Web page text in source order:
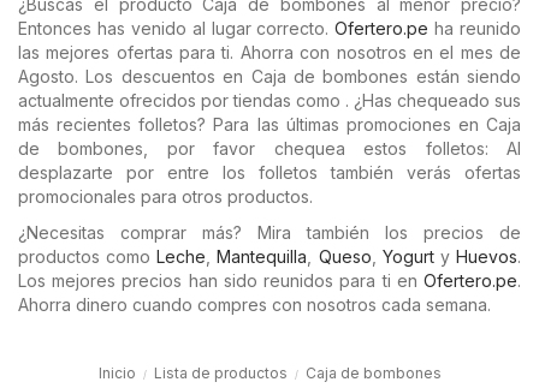
¿Buscas el producto Caja de bombones al menor precio?
Entonces has venido al lugar correcto.Ofertero.pe ha reunido
las mejores ofertas para ti. Ahorra con nosotros en el mes de
Agosto. Los descuentos en Caja de bombones están siendo
actualmente ofrecidos por tiendas como . ¿Has chequeado sus
más recientes folletos? Para las últimas promociones en Caja
de bombones, por favor chequea estos folletos: Al
desplazarte por entre los folletos también verás ofertas
promocionales para otros productos.
¿Necesitas comprar más? Mira también los precios de
productos comoLeche ,Mantequilla Queso YogurtyHuevos.
Los mejores precios han sido reunidos para ti en Ofertero.pe.
Ahorra dinero cuando compres con nosotros cada semana.
Inicio Lista de productos Caja de bombones